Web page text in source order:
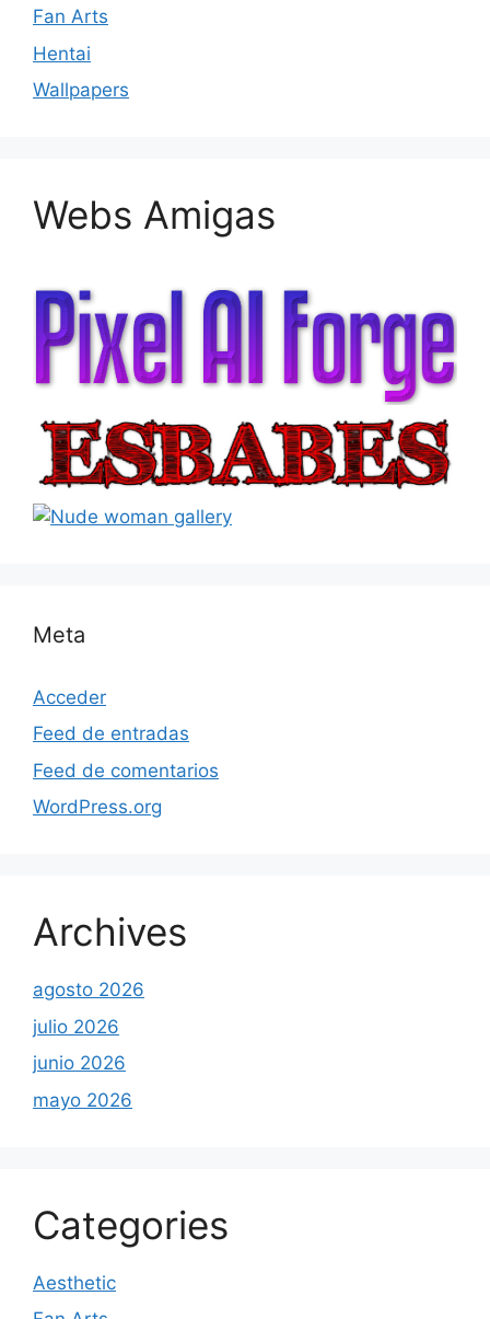
Fan Arts
Hentai
Wallpapers
Webs Amigas
Meta
Acceder
Feed de entradas
Feed de comentarios
WordPress.org
Archives
agosto 2026
julio 2026
junio 2026
mayo 2026
Categories
Aesthetic